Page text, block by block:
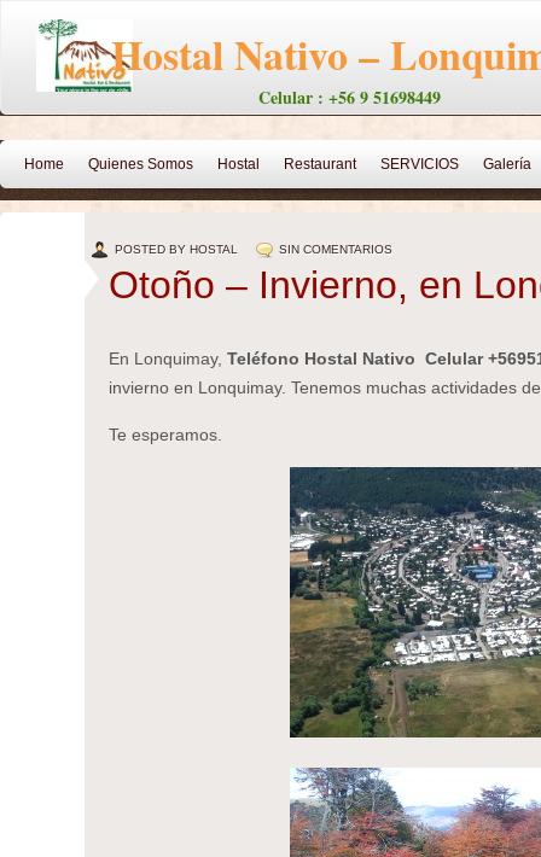
Hostal Nativo –
Celular : +56 9 51698449
Home Quienes Somos Hostal Restaurant SERVICIOS Galería
Temuco, Apart Hotel
Venta De Propiedades CABAÑA ALELIN
CABAÑA PEWEN-MAPU Villa Pehuenia CONTACTO Contacto
POSTED BY HOSTAL SIN COMENTARIOS
Otoño – Invierno, en
En Lonquimay, Teléfono Hostal Nativo Celular
invierno en Lonquimay. Tenemos muchas actividades
Te esperamos.